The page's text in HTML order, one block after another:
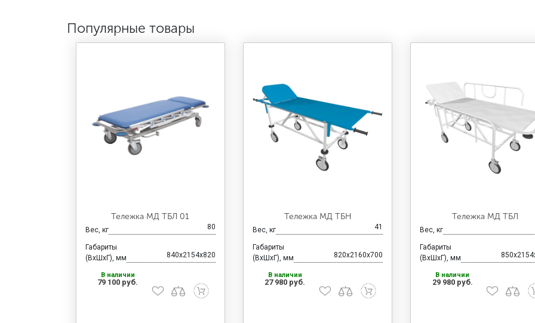
Популярные товары
Тележка МД ТБЛ 01
Вес, кг 80
Габариты
(ВхШхГ), мм
840x2154x820
В наличии
79 100 руб.
Тележка МД ТБН
Вес, кг 41
Габариты
(ВхШхГ), мм
820x2160x700
В наличии
27 980 руб.
Тележка МД ТБЛ
Вес, кг
Габариты
(ВхШхГ), мм
В наличии
29 980 руб.